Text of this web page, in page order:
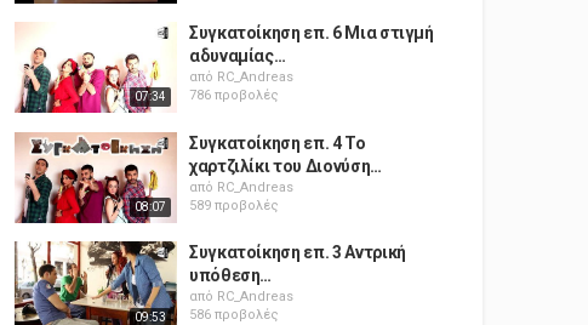
07:34
Συγκατοίκηση επ. 6 Μια στιγμή
αδυναμίας…
από RC_Andreas
786 προβολές
08:07
Συγκατοίκηση επ. 4 Το
χαρτζιλίκι του Διονύση…
από RC_Andreas
589 προβολές
09:53
Συγκατοίκηση επ. 3 Αντρική
υπόθεση…
από RC_Andreas
586 προβολές